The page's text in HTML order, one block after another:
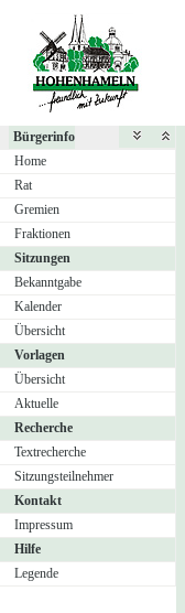
Bürgerinfo
Home
Rat
Gremien
Fraktionen
Sitzungen
Bekanntgabe
Kalender
Übersicht
Vorlagen
Übersicht
Aktuelle
Recherche
Textrecherche
Sitzungsteilnehmer
Kontakt
Impressum
Hilfe
Legende